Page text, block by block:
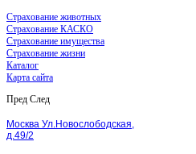
Страхование животных
Страхование КАСКО
Страхование имущества
Страхование жизни
Каталог
Карта сайта
Пред След
Москва Ул.Новослободская,
д.49/2